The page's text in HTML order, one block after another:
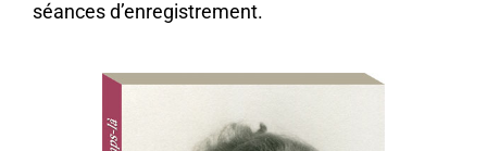
séances d’enregistrement.